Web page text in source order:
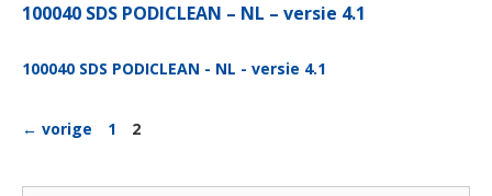
100040 SDS PODICLEAN – NL – versie 4.1
100040 SDS PODICLEAN - NL - versie 4.1
← vorige Pagina
1 Pagina
2